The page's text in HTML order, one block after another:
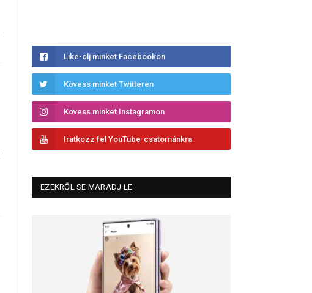
Like-olj minket Facebookon
Kövess minket Twitteren
Kövess minket Instagramon
Iratkozz fel YouTube-csatornánkra
EZEKRŐL SE MARADJ LE